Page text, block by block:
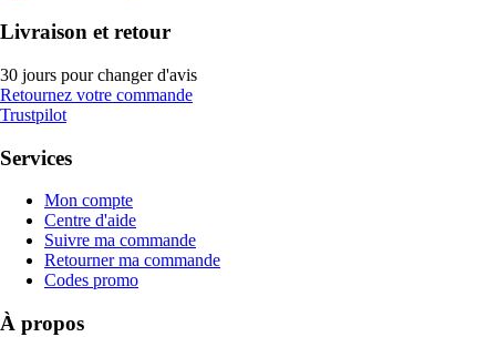
Livraison et retour
30 jours pour changer d'avis
Retournez votre commande
Trustpilot
Services
Mon compte
Centre d'aide
Suivre ma commande
Retourner ma commande
Codes promo
À propos